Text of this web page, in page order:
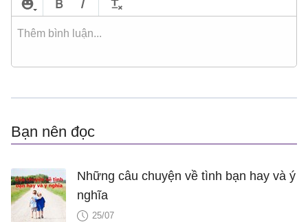
Bạn nên đọc
Những câu chuyện về tình bạn hay và ý
nghĩa
25/07